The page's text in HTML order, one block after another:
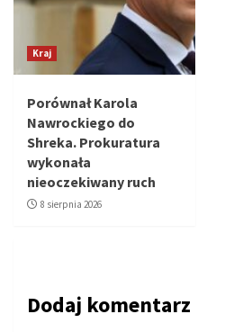
Kraj
Porównał Karola
Nawrockiego do
Shreka. Prokuratura
wykonała
nieoczekiwany ruch
8 sierpnia 2026
Dodaj komentarz